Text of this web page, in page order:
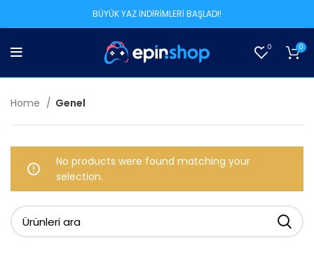
BÜYÜK YAZ İNDİRİMLERİ BAŞLADI!
0 0
Home Genel
No products were found matching your
selection.